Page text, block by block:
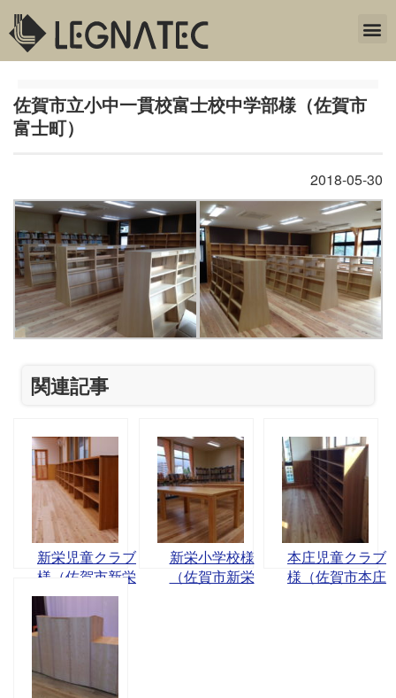
佐賀市立小中一貫校富士校中学部様（佐賀市
富士町）
2018-05-30
関連記事
新栄児童クラブ
様（佐賀市新栄
東）
新栄小学校様
（佐賀市新栄
本庄児童クラブ
様（佐賀市本庄